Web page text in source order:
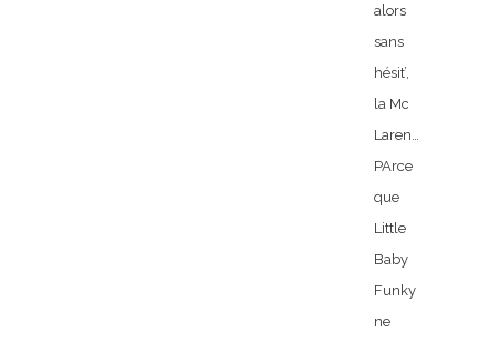
alors
sans
hésit’,
la Mc
Laren…
PArce
que
Little
Baby
Funky
ne